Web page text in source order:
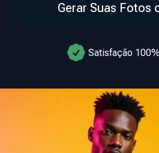
Gerar Suas Fotos
Satisfação